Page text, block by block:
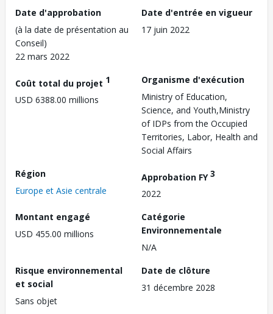
Date d'approbation
(à la date de présentation au
Conseil)
22 mars 2022
Date d'entrée en vigueur
17 juin 2022
Coût total du projet 1
USD 6388.00 millions
Organisme d'exécution
Ministry of Education,
Science, and Youth,Ministry
of IDPs from the Occupied
Territories, Labor, Health and
Social Affairs
Région
Europe et Asie centrale
Approbation FY3
2022
Montant engagé
USD 455.00 millions
Catégorie
Environnementale
N/A
Risque environnemental
et social
Sans objet
Date de clôture
31 décembre 2028